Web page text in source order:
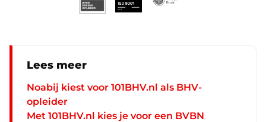
Lees meer
Noabij kiest voor 101BHV.nl als BHV-
opleider
Met 101BHV.nl kies je voor een BVBN